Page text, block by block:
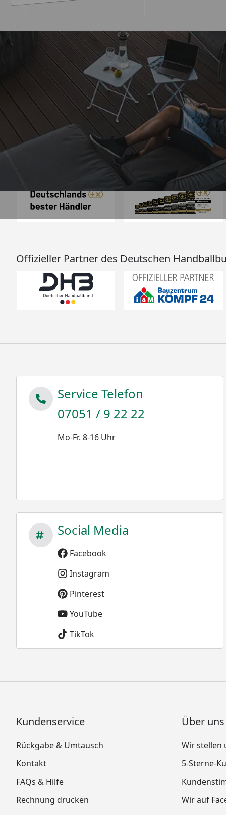
Trusted Shops
5,00/ 5
Sehr gut
„Alles perfekt,
einwandfrei
Offizieller Partner des Deutschen
Service Telefon
07051 / 9 22 22
Mo-Fr. 8-16 Uhr
Social Media
Facebook
Instagram
Pinterest
YouTube
TikTok
Kundenservice
Rückgabe & Umtausch
Kontakt
FAQs & Hilfe
Rechnung drucken
Über uns
Wir stellen
5-Sterne-
Wir auf